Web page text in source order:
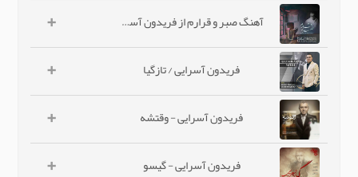
آهنگ صبر و قرارم از فریدون آسرایی +
فریدون آسرایی / تازگیا +
فریدون آسرایی - وقتشه +
فریدون آسرایی - گیسو +